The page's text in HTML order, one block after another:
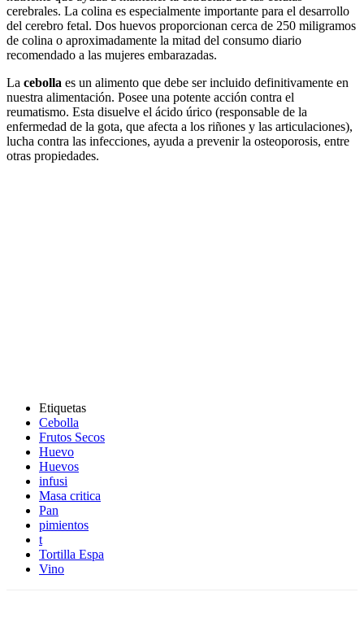
cerebrales. La colina es especialmente importante para el desarrollo
del cerebro fetal. Dos huevos proporcionan cerca de 250 miligramos
de colina o aproximadamente la mitad del consumo diario
recomendado a las mujeres embarazadas.
La cebolla es un alimento que debe ser incluido definitivamente en
nuestra alimentación. Posee una potente acción contra el
reumatismo. Esta disuelve el ácido úrico (responsable de la
enfermedad de la gota, que afecta a los riñones y las articulaciones),
lucha contra las infecciones, ayuda a prevenir la osteoporosis, entre
otras propiedades.
Etiquetas
Cebolla
Frutos Secos
Huevo
Huevos
infusi
Masa critica
Pan
pimientos
t
Tortilla Espa
Vino